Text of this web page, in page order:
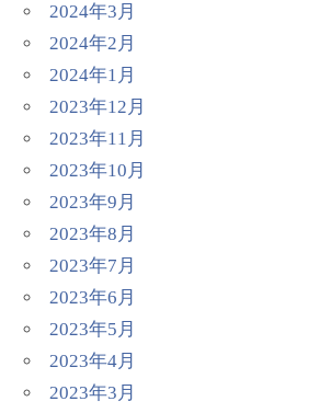
2024年3月
2024年2月
2024年1月
2023年12月
2023年11月
2023年10月
2023年9月
2023年8月
2023年7月
2023年6月
2023年5月
2023年4月
2023年3月